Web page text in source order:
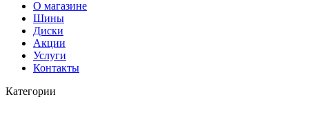
О магазине
Шины
Диски
Акции
Услуги
Контакты
Категории